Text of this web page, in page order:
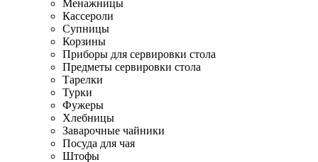
Менажницы
Кассероли
Супницы
Корзины
Приборы для сервировки стола
Предметы сервировки стола
Тарелки
Турки
Фужеры
Хлебницы
Заварочные чайники
Посуда для чая
Штофы